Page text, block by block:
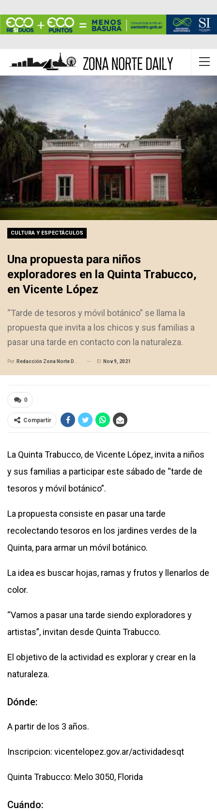
CULTURA Y ESPECTÁCULOS
Una propuesta para niños
exploradores en la Quinta Trabucco,
en Vicente López
“Tarde de tesoros y móvil botánico” se llama la
propuesta que invita a los chicos y sus familias a
pasar una tarde en contacto con la naturaleza.
Por Redacción Zona Norte Daily El Nov 9, 2021
0
Compartir
La Quinta Trabucco, de Vicente López, invita a niños
y sus familias a participar este sábado de “tarde de
tesoros y móvil botánico”.
La propuesta consiste en pasar una tarde
recolectando tesoros en los jardines verdes de la
Quinta, para armar un móvil botánico.
La idea es buscar hojas, ramas y frutos y llenarlos de
color.
“Vamos a pasar una tarde siendo exploradores y
artistas”, invitan desde Quinta Trabucco.
El objetivo de la actividad es explorar y crear en la
naturaleza.
Dónde:
A partir de los 3 años.
Inscripcion: vicentelopez.gov.ar/actividadesqt
Quinta Trabucco: Melo 3050, Florida
Cuándo: